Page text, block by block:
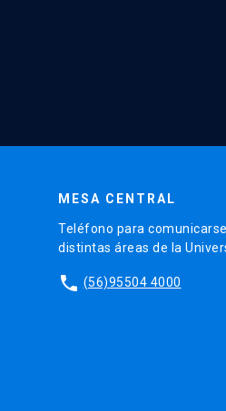
MESA CENTRAL
Teléfono para
distintas áreas de la
phone (56)95504 4000